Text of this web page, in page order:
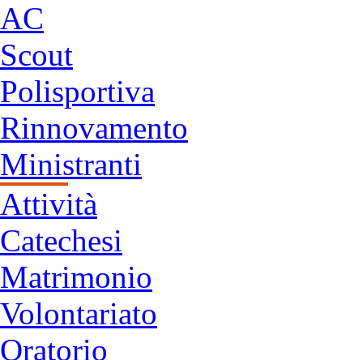
AC
Scout
Polisportiva
Rinnovamento
Ministranti
Attività
Catechesi
Matrimonio
Volontariato
Oratorio